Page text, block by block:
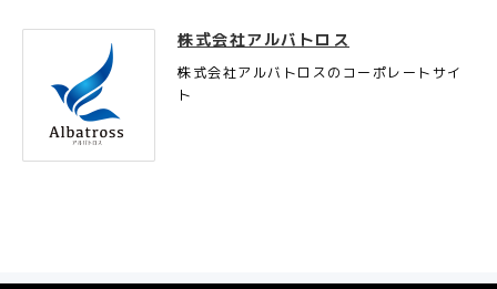
株式会社アルバトロス
株式会社アルバトロスのコーポレートサイ
ト